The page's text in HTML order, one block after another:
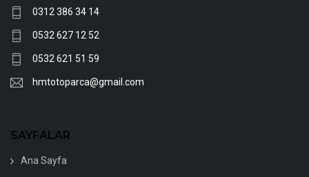
0312 386 34 14
0532 627 12 52
0532 621 51 59
hmtotoparca@gmail.com
SAYFALAR
Ana Sayfa